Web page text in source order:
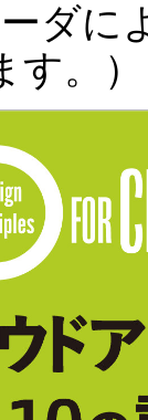
ダに
。）